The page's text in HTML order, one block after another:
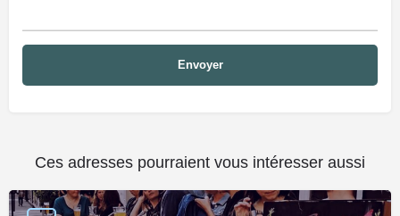
Ces adresses pourraient vous intéresser aussi